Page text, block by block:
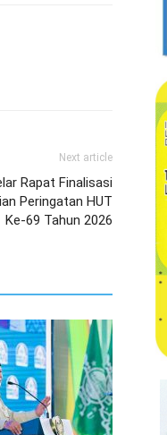
Next article
Rapat Finalisasi
Peringatan HUT
Ke-69 Tahun 2026